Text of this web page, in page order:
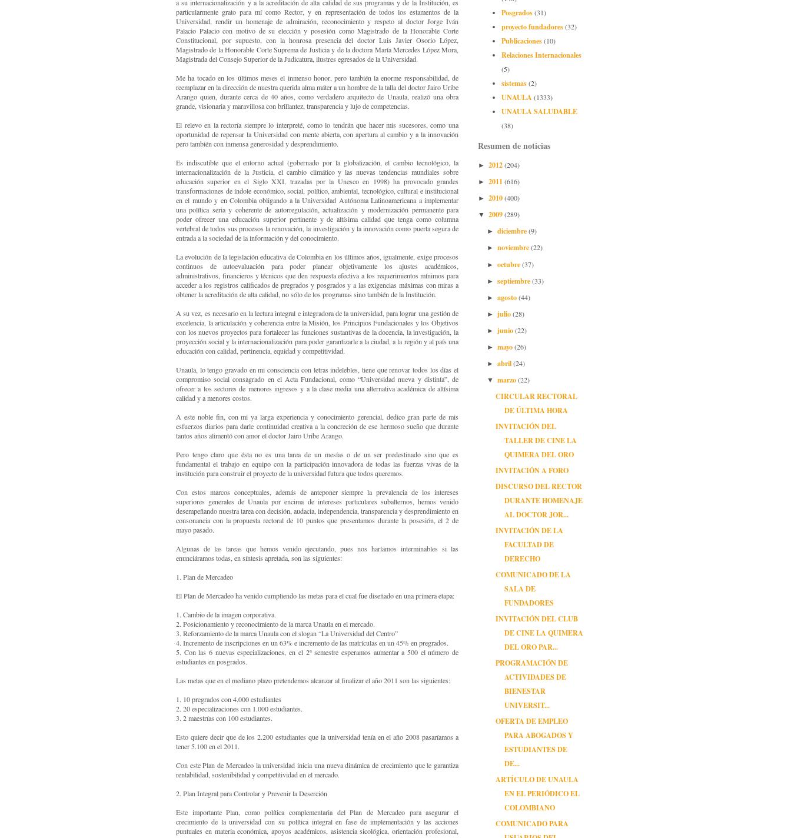
a su internacionalización y a la acreditación de alta calidad de sus programas y de la Institución, es
particularmente grato para mí como Rector, y en representación de todos los estamentos de la
Universidad, rendir un homenaje de admiración, reconocimiento y respeto al doctor Jorge Iván
Palacio Palacio con motivo de su elección y posesión como Magistrado de la Honorable Corte
Constitucional, por supuesto, con la honrosa presencia del doctor Luis Javier Osorio López,
Magistrado de la Honorable Corte Suprema de Justicia y de la doctora María Mercedes López Mora,
Magistrada del Consejo Superior de la Judicatura, ilustres egresados de la Universidad.
Me ha tocado en los últimos meses el inmenso honor, pero también la enorme responsabilidad, de
reemplazar en la dirección de nuestra querida alma máter a un hombre de la talla del doctor Jairo Uribe
Arango quien, durante cerca de 40 años, como verdadero arquitecto de Unaula, realizó una obra
grande, visionaria y maravillosa con brillantez, transparencia y lujo de competencias.
El relevo en la rectoría siempre lo interpreté, como lo tendrán que hacer mis sucesores, como una
oportunidad de repensar la Universidad con mente abierta, con apertura al cambio y a la innovación
pero también con inmensa generosidad y desprendimiento.
Es indiscutible que el entorno actual (gobernado por la globalización, el cambio tecnológico, la
internacionalización de la Justicia, el cambio climático y las nuevas tendencias mundiales sobre
educación superior en el Siglo XXI, trazadas por la Unesco en 1998) ha provocado grandes
transformaciones de índole económico, social, político, ambiental, tecnológico, cultural e institucional
en el mundo y en Colombia obligando a la Universidad Autónoma Latinoamericana a implementar
una política seria y coherente de autorregulación, actualización y modernización permanente para
poder ofrecer una educación superior pertinente y de altísima calidad que tenga como columna
vertebral de todos sus procesos la renovación, la investigación y la innovación como puerta segura de
entrada a la sociedad de la información y del conocimiento.
La evolución de la legislación educativa de Colombia en los últimos años, igualmente, exige procesos
continuos de autoevaluación para poder planear objetivamente los ajustes académicos,
administrativos, financieros y técnicos que den respuesta efectiva a los requerimientos mínimos para
acceder a los registros calificados de pregrados y posgrados y a las exigencias máximas con miras a
obtener la acreditación de alta calidad, no sólo de los programas sino también de la Institución.
A su vez, es necesario en la lectura integral e integradora de la universidad, para lograr una gestión de
excelencia, la articulación y coherencia entre la Misión, los Principios Fundacionales y los Objetivos
con los nuevos proyectos para fortalecer las funciones sustantivas de la docencia, la investigación, la
proyección social y la internacionalización para poder garantizarle a la ciudad, a la región y al país una
educación con calidad, pertinencia, equidad y competitividad.
Unaula, lo tengo gravado en mi consciencia con letras indelebles, tiene que renovar todos los días el
compromiso social consagrado en el Acta Fundacional, como “Universidad nueva y distinta”, de
ofrecer a los sectores de menores ingresos y a la clase media una alternativa académica de altísima
calidad y a menores costos.
A este noble fin, con mi ya larga experiencia y conocimiento gerencial, dedico gran parte de mis
esfuerzos diarios para darle continuidad creativa a la concreción de ese hermoso sueño que durante
tantos años alimentó con amor el doctor Jairo Uribe Arango.
Pero tengo claro que ésta no es una tarea de un mesías o de un ser predestinado sino que es
fundamental el trabajo en equipo con la participación innovadora de todas las fuerzas vivas de la
institución para construir el proyecto de la universidad futura que todos queremos.
Con estos marcos conceptuales, además de anteponer siempre la prevalencia de los intereses
superiores generales de Unaula por encima de intereses particulares subalternos, hemos venido
desempeñando nuestra tarea con decisión, audacia, independencia, transparencia y desprendimiento en
consonancia con la propuesta rectoral de 10 puntos que presentamos durante la posesión, el 2 de
mayo pasado.
Algunas de las tareas que hemos venido ejecutando, pues nos haríamos interminables si las
enunciáramos todas, en síntesis apretada, son las siguientes:
1. Plan de Mercadeo
El Plan de Mercadeo ha venido cumpliendo las metas para el cual fue diseñado en una primera etapa:
1. Cambio de la imagen corporativa.
2. Posicionamiento y reconocimiento de la marca Unaula en el mercado.
3. Reforzamiento de la marca Unaula con el slogan “La Universidad del Centro”
4. Incremento de inscripciones en un 63% e incremento de las matrículas en un 45% en pregrados.
5. Con las 6 nuevas especializaciones, en el 2º semestre esperamos aumentar a 500 el número de
estudiantes en posgrados.
Las metas que en el mediano plazo pretendemos alcanzar al finalizar el año 2011 son las siguientes:
1. 10 pregrados con 4.000 estudiantes
2. 20 especializaciones con 1.000 estudiantes.
3. 2 maestrías con 100 estudiantes.
Esto quiere decir que de los 2.200 estudiantes que la universidad tenía en el año 2008 pasaríamos a
tener 5.100 en el 2011.
Con este Plan de Mercadeo la universidad inicia una nueva dinámica de crecimiento que le garantiza
rentabilidad, sostenibilidad y competitividad en el mercado.
2. Plan Integral para Controlar y Prevenir la Deserción
Este importante Plan, como política complementaria del Plan de Mercadeo para asegurar el
crecimiento de la universidad con su política integral en fase de implementación y las acciones
puntuales en materia económica, apoyos académicos, asistencia sicológica, orientación profesional,
Posgrados(31)
proyecto fundadores(32)
Publicaciones(10)
Relaciones Internacionales
(5)
sistemas(2)
UNAULA(1333)
UNAULA SALUDABLE
(38)
Resumen de noticias
► 2012(204)
► 2011(616)
► 2010(400)
▼ 2009(289)
► diciembre(9)
► noviembre(22)
► octubre(37)
► septiembre(33)
► agosto(44)
► julio(28)
► junio(22)
► mayo(26)
► abril(24)
▼ marzo(22)
CIRCULAR RECTORAL
DE ÚLTIMA HORA
INVITACIÓN DEL
TALLER DE CINE LA
QUIMERA DEL ORO
INVITACIÓN A FORO
DISCURSO DEL RECTOR
DURANTE HOMENAJE
AL DOCTOR JOR...
INVITACIÓN DE LA
FACULTAD DE
DERECHO
COMUNICADO DE LA
SALA DE
FUNDADORES
INVITACIÓN DEL CLUB
DE CINE LA QUIMERA
DEL ORO PAR...
PROGRAMACIÓN DE
ACTIVIDADES DE
BIENESTAR
UNIVERSIT...
OFERTA DE EMPLEO
PARA ABOGADOS Y
ESTUDIANTES DE
DE...
ARTÍCULO DE UNAULA
EN EL PERIÓDICO EL
COLOMBIANO
COMUNICADO PARA